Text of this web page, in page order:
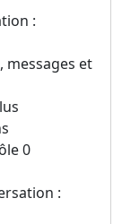
:
messages et
0
: